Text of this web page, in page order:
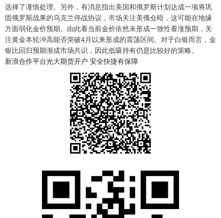
选择了谨慎处理。另外，有消息指出美国和俄罗斯计划达成一项将巩
固俄罗斯战果的乌克兰停战协议，市场关注美俄会晤，这可能在地缘
方面弱化金价预期。由此看当前金价依然未形成一致性看涨预期，关
注黄金本轮冲高能否突破4月以来形成的震荡区间。对于白银而言，金
银比回归预期渐成市场共识，因此低吸持有仍是比较好的策略。
新浪合作平台光大期货开户 安全快捷有保障